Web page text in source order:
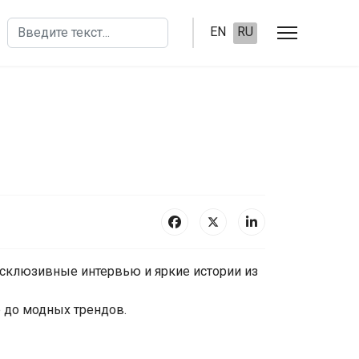
Поиск EN RU
интервью и яркие истории из
модных трендов.